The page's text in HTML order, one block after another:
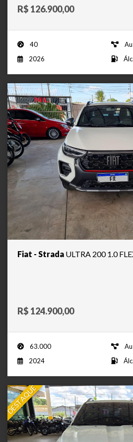
R$ 126.900,00
40
2026
Fiat - Strada ULTRA 200 1.0
R$ 124.900,00
63.000
2024
DESTAQUE